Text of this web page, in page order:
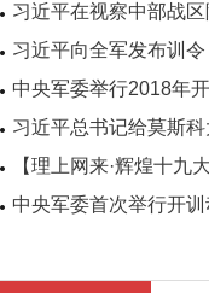
习近平在视察中部战
习近平向全军发布训
中央军委举行2018年
习近平总书记给莫斯
【理上网来·辉煌十九
中央军委首次举行开